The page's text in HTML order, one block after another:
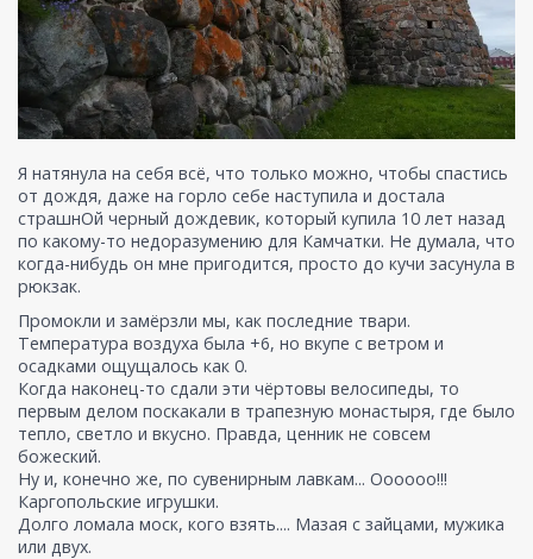
Я натянула на себя всё, что только можно, чтобы спастись
от дождя, даже на горло себе наступила и достала
страшнОй черный дождевик, который купила 10 лет назад
по какому-то недоразумению для Камчатки. Не думала, что
когда-нибудь он мне пригодится, просто до кучи засунула в
рюкзак.
Промокли и замёрзли мы, как последние твари.
Температура воздуха была +6, но вкупе с ветром и
осадками ощущалось как 0.
Когда наконец-то сдали эти чёртовы велосипеды, то
первым делом поскакали в трапезную монастыря, где было
тепло, светло и вкусно. Правда, ценник не совсем
божеский.
Ну и, конечно же, по сувенирным лавкам... Оооооо!!!
Каргопольские игрушки.
Долго ломала моск, кого взять.... Мазая с зайцами, мужика
или двух.